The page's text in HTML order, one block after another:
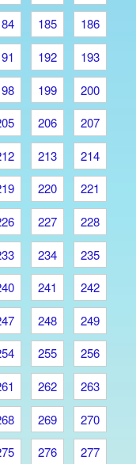
185
186
192
193
199
200
206
207
213
214
220
221
227
228
234
235
241
242
248
249
255
256
262
263
269
270
276 277